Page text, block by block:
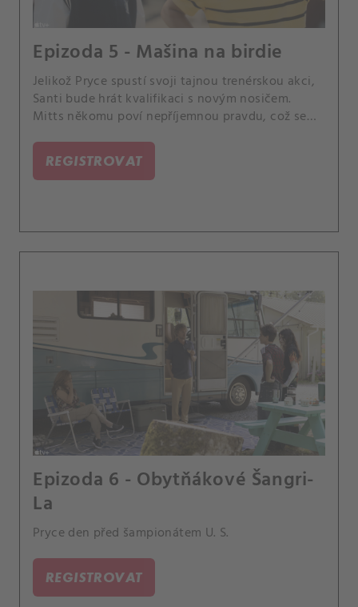
Epizoda 5 - Mašina na birdie
Jelikož Pryce spustí svoji tajnou trenérskou akci,
Santi bude hrát kvalifikaci s novým nosičem.
Mitts někomu poví nepříjemnou pravdu, což se
REGISTROVAT
Epizoda 6 - Obytňákové Šangri-
La
Pryce den před šampionátem U. S.
REGISTROVAT